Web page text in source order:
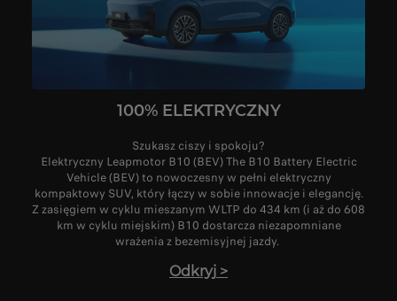
100% ELEKTRYCZNY
Szukasz ciszy i spokoju?
Elektryczny Leapmotor B10 (BEV) The B10 Battery Electric
Vehicle (BEV) to nowoczesny w pełni elektryczny
kompaktowy SUV, który łączy w sobie innowacje i elegancję.
Z zasięgiem w cyklu mieszanym WLTP do 434 km (i aż do 608
km w cyklu miejskim) B10 dostarcza niezapomniane
wrażenia z bezemisyjnej jazdy.
Odkryj >